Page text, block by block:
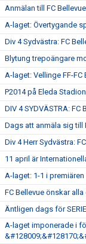
Anmälan till FC
A-laget: Övertygande
Div 4 Sydvästra: FC
Blytung trepoängare
A-laget: Vellinge FF-FC
P2014 på Eleda
DIV 4 SYDVÄSTRA: FC
Dags att anmäla sig till
Div 4 Herr Sydvästra:
11 april är
A-laget: 1-1 i premiären
FC Bellevue önskar
Äntligen dags för
A-laget imponerade i